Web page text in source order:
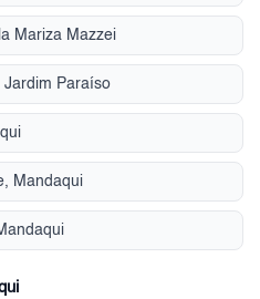
Mariza Mazzei
Jardim Paraíso
Mandaqui